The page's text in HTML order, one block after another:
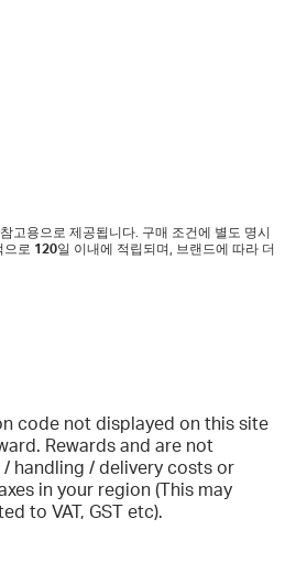
고용으로 제공됩니다. 구매 조건에 별도 명시
으로 120일 이내에 적립되며, 브랜드에 따라 더
code not displayed on this site
Rewards and are not
handling / delivery costs or
in your region (This may
to VAT, GST etc).